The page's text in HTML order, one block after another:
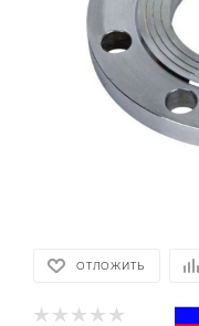
ОТЛОЖИТЬ